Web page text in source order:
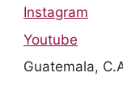
Instagram
Youtube
Guatemala,